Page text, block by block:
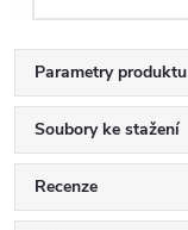
Parametry produktu
Soubory ke stažení
Recenze